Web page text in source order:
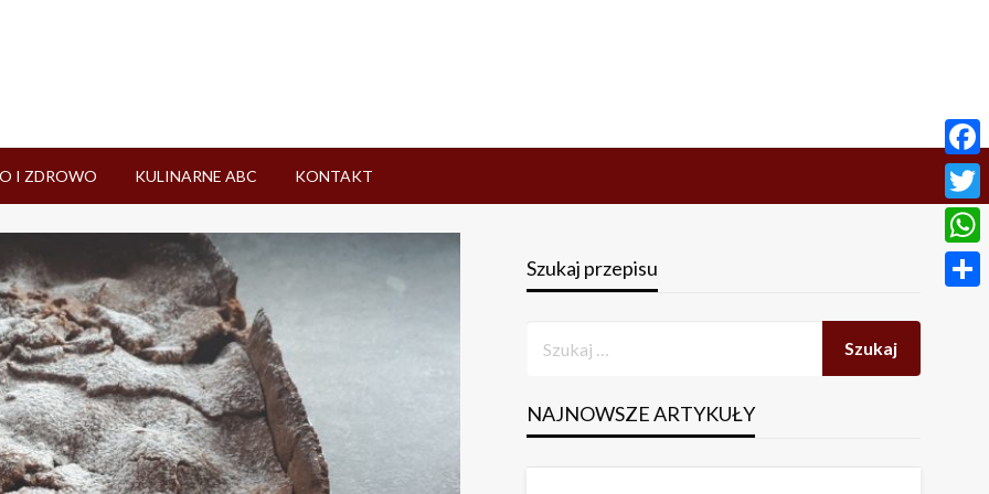
I ZDROWO KULINARNE ABC KONTAKT
Szukaj przepisu
NAJNOWSZE ARTYKUŁY